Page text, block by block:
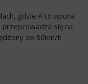
gdzie A to opona
przeprowadza się na
do 80km/h